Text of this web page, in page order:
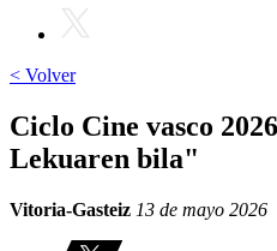
< Volver
Ciclo Cine vasco
Lekuaren bila"
Vitoria-Gasteiz 13 de mayo 2026